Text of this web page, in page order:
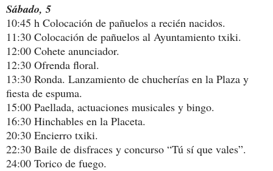
Sábado, 5
10:45 h Colocación de pañuelos a recién nacidos.
11:30 Colocación de pañuelos al Ayuntamiento txiki.
12:00 Cohete anunciador.
12:30 Ofrenda floral.
13:30 Ronda. Lanzamiento de chucherías en la Plaza y
fiesta de espuma.
15:00 Paellada, actuaciones musicales y bingo.
16:30 Hinchables en la Placeta.
20:30 Encierro txiki.
22:30 Baile de disfraces y concurso “Tú sí que vales”.
24:00 Torico de fuego.